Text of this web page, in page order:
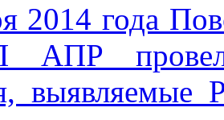
2014 года
провел
выявляемые